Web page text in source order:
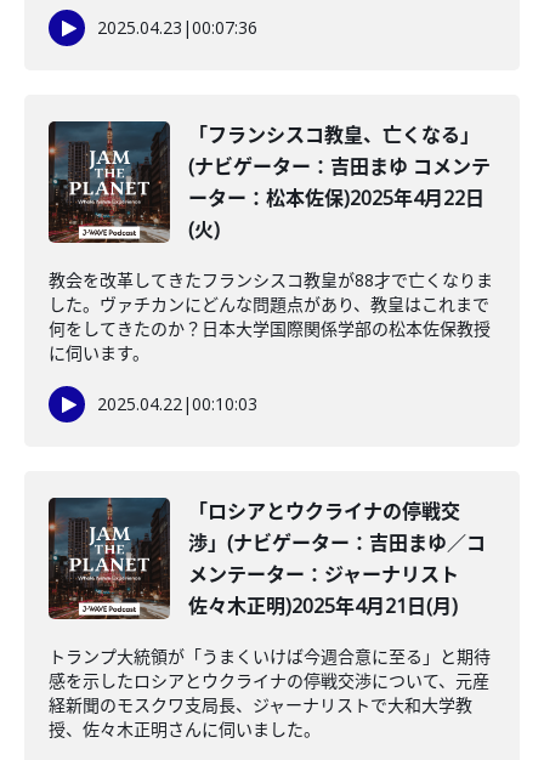
2025.04.23 |00:07:36
「フランシスコ教皇、亡くなる」
(ナビゲーター：吉田まゆ コメンテ
ーター：松本佐保)2025年4月22日
(火)
教会を改革してきたフランシスコ教皇が88才で亡くなりま
した。ヴァチカンにどんな問題点があり、教皇はこれまで
何をしてきたのか？日本大学国際関係学部の松本佐保教授
に伺います。
2025.04.22|00:10:03
「ロシアとウクライナの停戦交
渉」(ナビゲーター：吉田まゆ／コ
メンテーター：ジャーナリスト
佐々木正明)2025年4月21日(月)
トランプ大統領が「うまくいけば今週合意に至る」と期待
感を示したロシアとウクライナの停戦交渉について、元産
経新聞のモスクワ支局長、ジャーナリストで大和大学教
授、佐々木正明さんに伺いました。